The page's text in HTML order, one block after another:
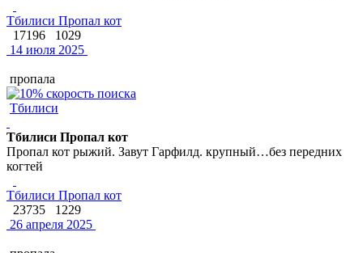
Тбилиси Пропал кот
17196
1029
14 июля 2025
пропала
Тбилиси
Тбилиси Пропал кот
Пропал кот рыжий. Завут Гарфилд. крупный…без передних
когтей
Тбилиси Пропал кот
23735
1229
26 апреля 2025